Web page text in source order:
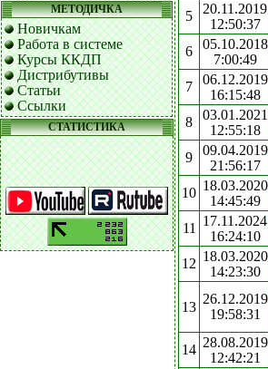
МЕТОДИЧКА
Новичкам
Работа в системе
Курсы ККДП
Дистрибутивы
Статьи
Ссылки
СТАТИСТИКА
5
20.11.2019
12:50:37
6
05.10.2018
7:00:49
7
06.12.2019
16:15:48
8
03.01.2021
12:55:18
9
09.04.2019
21:56:17
10 18.03.2020
14:45:49
11
17.11.2024
16:24:10
12 18.03.2020
14:23:30
13
26.12.2019
19:58:31
14 28.08.2019
12:42:21